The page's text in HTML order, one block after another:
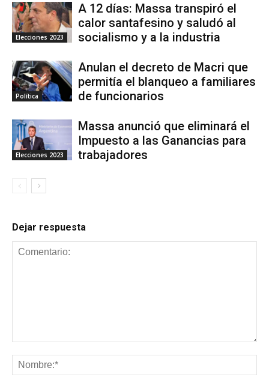
Elecciones 2023
A 12 días: Massa transpiró el
calor santafesino y saludó al
socialismo y a la industria
Política
Anulan el decreto de Macri que
permitía el blanqueo a familiares
de funcionarios
Elecciones 2023
Massa anunció que eliminará el
Impuesto a las Ganancias para
trabajadores
Dejar respuesta